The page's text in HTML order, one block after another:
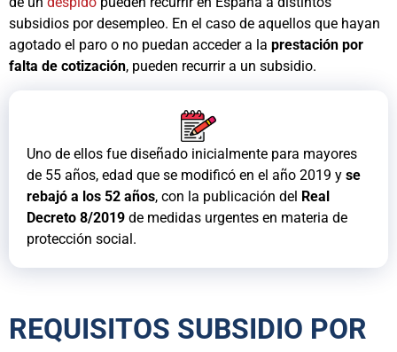
subsidios por desempleo. En el caso de aquellos que hayan
agotado el paro o no puedan acceder a la prestación por
falta de cotización, pueden recurrir a un subsidio.
Uno de ellos fue diseñado inicialmente para mayores
de 55 años, edad que se modificó en el año 2019 y se
rebajó a los 52 años, con la publicación del Real
Decreto 8/2019 de medidas urgentes en materia de
protección social.
REQUISITOS SUBSIDIO POR